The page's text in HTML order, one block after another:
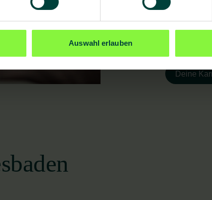
Auswahl erlauben
Aufgaben,
Starte jetzt
Anbieter für
Deine